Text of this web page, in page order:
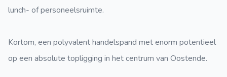
lunch- of personeelsruimte.
Kortom, een polyvalent handelspand met enorm potentieel
op een absolute topligging in het centrum van Oostende.